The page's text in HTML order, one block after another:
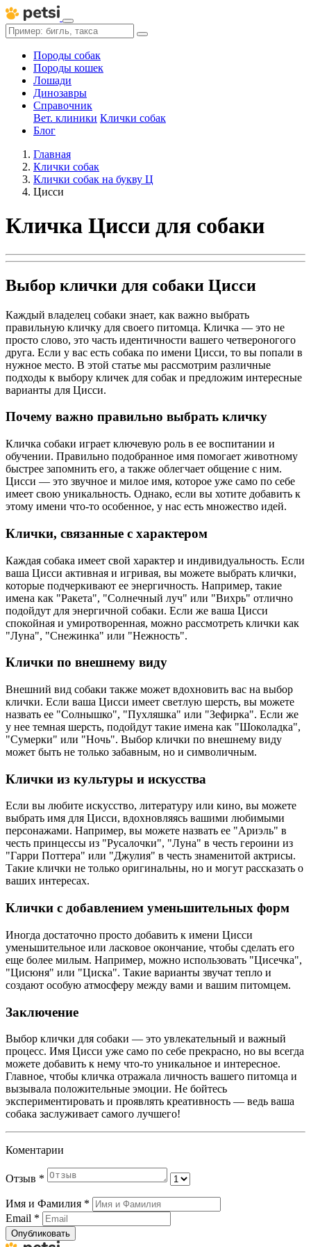
Породы собак
Породы кошек
Лошади
Динозавры
Справочник
Вет. клиники Клички собак
Блог
Главная
Клички собак
Клички собак на букву Ц
Цисси
Кличка Цисси для собаки
Выбор клички для собаки Цисси
Каждый владелец собаки знает, как важно выбрать
правильную кличку для своего питомца. Кличка — это не
просто слово, это часть идентичности вашего четвероногого
друга. Если у вас есть собака по имени Цисси, то вы попали в
нужное место. В этой статье мы рассмотрим различные
подходы к выбору кличек для собак и предложим интересные
варианты для Цисси.
Почему важно правильно выбрать кличку
Кличка собаки играет ключевую роль в ее воспитании и
обучении. Правильно подобранное имя помогает животному
быстрее запомнить его, а также облегчает общение с ним.
Цисси — это звучное и милое имя, которое уже само по себе
имеет свою уникальность. Однако, если вы хотите добавить к
этому имени что-то особенное, у нас есть множество идей.
Клички, связанные с характером
Каждая собака имеет свой характер и индивидуальность. Если
ваша Цисси активная и игривая, вы можете выбрать клички,
которые подчеркивают ее энергичность. Например, такие
имена как "Ракета", "Солнечный луч" или "Вихрь" отлично
подойдут для энергичной собаки. Если же ваша Цисси
спокойная и умиротворенная, можно рассмотреть клички как
"Луна", "Снежинка" или "Нежность".
Клички по внешнему виду
Внешний вид собаки также может вдохновить вас на выбор
клички. Если ваша Цисси имеет светлую шерсть, вы можете
назвать ее "Солнышко", "Пухляшка" или "Зефирка". Если же
у нее темная шерсть, подойдут такие имена как "Шоколадка",
"Сумерки" или "Ночь". Выбор клички по внешнему виду
может быть не только забавным, но и символичным.
Клички из культуры и искусства
Если вы любите искусство, литературу или кино, вы можете
выбрать имя для Цисси, вдохновляясь вашими любимыми
персонажами. Например, вы можете назвать ее "Ариэль" в
честь принцессы из "Русалочки", "Луна" в честь героини из
"Гарри Поттера" или "Джулия" в честь знаменитой актрисы.
Такие клички не только оригинальны, но и могут рассказать о
ваших интересах.
Клички с добавлением уменьшительных форм
Иногда достаточно просто добавить к имени Цисси
уменьшительное или ласковое окончание, чтобы сделать его
еще более милым. Например, можно использовать "Цисечка",
"Цисюня" или "Циска". Такие варианты звучат тепло и
создают особую атмосферу между вами и вашим питомцем.
Заключение
Выбор клички для собаки — это увлекательный и важный
процесс. Имя Цисси уже само по себе прекрасно, но вы всегда
можете добавить к нему что-то уникальное и интересное.
Главное, чтобы кличка отражала личность вашего питомца и
вызывала положительные эмоции. Не бойтесь
экспериментировать и проявлять креативность — ведь ваша
собака заслуживает самого лучшего!
Коментарии
Отзыв *
Имя и Фамилия *
Email *
Опубликовать